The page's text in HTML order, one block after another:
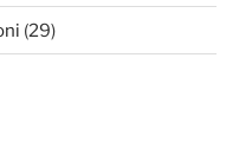
(29)